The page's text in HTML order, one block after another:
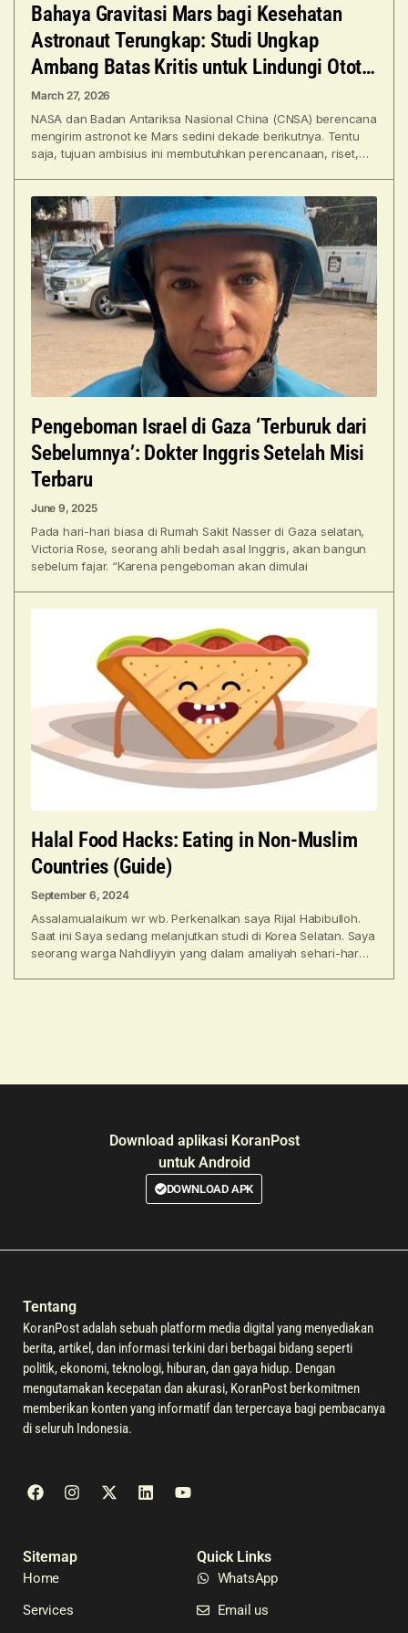
Bahaya Gravitasi Mars bagi Kesehatan
Astronaut Terungkap: Studi Ungkap
Ambang Batas Kritis untuk Lindungi Otot
Manusia
March 27, 2026
NASA dan Badan Antariksa Nasional China (CNSA) berencana
mengirim astronot ke Mars sedini dekade berikutnya. Tentu
saja, tujuan ambisius ini membutuhkan perencanaan, riset,
Pengeboman Israel di Gaza ‘Terburuk dari
Sebelumnya’: Dokter Inggris Setelah Misi
Terbaru
June 9, 2025
Pada hari-hari biasa di Rumah Sakit Nasser di Gaza selatan,
Victoria Rose, seorang ahli bedah asal Inggris, akan bangun
sebelum fajar. “Karena pengeboman akan dimulai
Halal Food Hacks: Eating in Non-Muslim
Countries (Guide)
September 6, 2024
Assalamualaikum wr wb. Perkenalkan saya Rijal Habibulloh.
Saat ini Saya sedang melanjutkan studi di Korea Selatan. Saya
seorang warga Nahdliyyin yang dalam amaliyah sehari-hari
Download aplikasi KoranPost
untuk Android
DOWNLOAD APK
Tentang
KoranPost adalah sebuah platform media digital yang menyediakan
berita, artikel, dan informasi terkini dari berbagai bidang seperti
politik, ekonomi, teknologi, hiburan, dan gaya hidup. Dengan
mengutamakan kecepatan dan akurasi, KoranPost berkomitmen
memberikan konten yang informatif dan terpercaya bagi pembacanya
di seluruh Indonesia.
Sitemap
Home
Services
Quick Links
WhatsApp
Email us